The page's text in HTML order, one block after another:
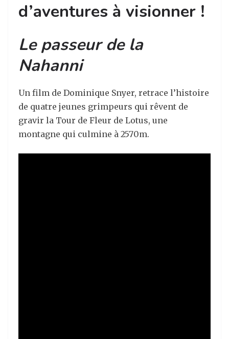
d’aventures à visionner !
Le passeur de la
Nahanni
Un film de Dominique Snyer, retrace l’histoire
de quatre jeunes grimpeurs qui rêvent de
gravir la Tour de Fleur de Lotus, une
montagne qui culmine à 2570m.